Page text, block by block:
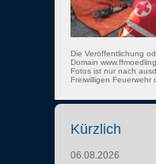
Die Veröffentlichung
Domain
Fotos ist nur nach
Freiwilligen Feuerwehr
Kürzlich
06.08.2026